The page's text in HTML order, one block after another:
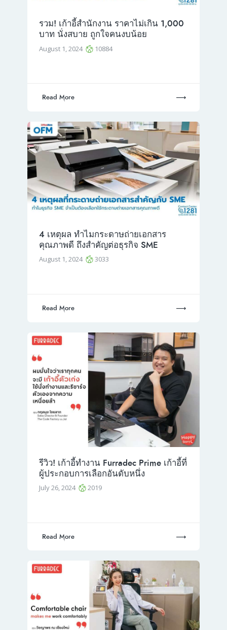
รวม! เก้าอี้สำนักงาน ราคาไม่เกิน 1,000
บาท นั่งสบาย ถูกใจคนงบน้อย
August 1, 2024 10884
Read More
4 เหตุผล ทำไมกระดาษถ่ายเอกสาร
คุณภาพดี ถึงสำคัญต่อธุรกิจ SME
August 1, 2024 3033
Read More
รีวิว! เก้าอี้ทำงาน Furradec Prime เก้าอี้ที่
ผู้ประกอบการเลือกอันดับหนึ่ง
July 26, 2024 2019
Read More